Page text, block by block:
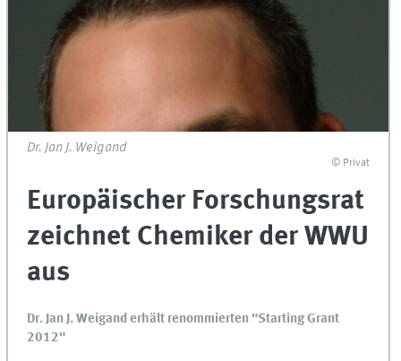
Dr. Jan J. Weigand
© Privat
Europäischer Forschungsrat
zeichnet Chemiker der WWU
aus
Dr. Jan J. Weigand erhält renommierten "Starting Grant
2012"